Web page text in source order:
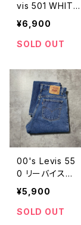
vis 501 WHITE
OAK CONE DE
NIM リーバイ
ス ホワイトオ
ニム ボタンフ
ライ セルビッ
ジ 赤耳 レザ
ーパッチ 濃
紺 デニムパン
ツ ジーンズ
¥6,900
SOLD OUT
00's Levis 55
0 リーバイス
リラックスフィッ
ト テーパー
ド メキシコ
¥5,900
SOLD OUT